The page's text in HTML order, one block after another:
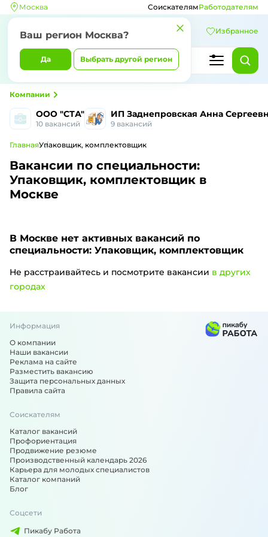
Москва
Ваш регион Москва?
Да Выбрать другой регион
СоискателямРаботодателям
Избранное
ООО "СТА"
10 вакансий
ИП Заднепровская Анна
9 вакансий
Компании
ГлавнаяУпаковщик, комплектовщик
Вакансии по специальности:
Упаковщик, комплектовщик в
Москве
В Москве нет активных вакансий по
специальности: Упаковщик, комплектовщик
Не расстраивайтесь и посмотрите вакансии в других
городах
Вакансии по специальности: Упаковщик,
Информация
О компании
Наши вакансии
Реклама на сайте
Разместить вакансию
Защита персональных данных
Правила сайта
Соискателям
Каталог вакансий
Профориентация
Продвижение резюме
Производственный календарь 2026
Карьера для молодых специалистов
Каталог компаний
Блог
Соцсети
Пикабу Работа